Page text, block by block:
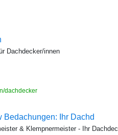
Dachdecker/innen
dachdecker
Bedachungen: Ihr Dachd
& Klempnermeister - Ihr